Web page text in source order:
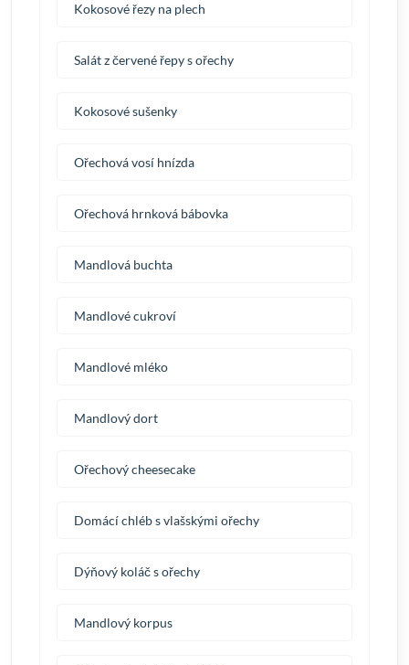
Kokosové řezy na plech
Salát z červené řepy s ořechy
Kokosové sušenky
Ořechová vosí hnízda
Ořechová hrnková bábovka
Mandlová buchta
Mandlové cukroví
Mandlové mléko
Mandlový dort
Ořechový cheesecake
Domácí chléb s vlašskými ořechy
Dýňový koláč s ořechy
Mandlový korpus